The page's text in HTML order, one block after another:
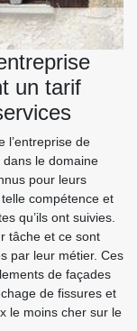
un tarif
l’entreprise de
le domaine
pour leurs
compétence et
qu’ils ont suivies.
tâche et ce sont
par leur métier. Ces
de façades
de fissures et
le moins cher sur le